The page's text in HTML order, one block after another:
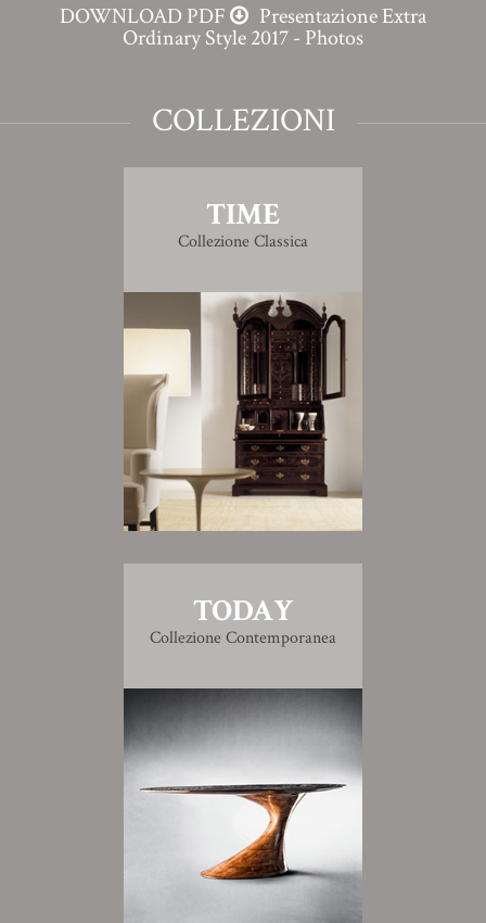
DOWNLOAD PDF
Presentazione Extra
Ordinary Style 2017 - Photos
COLLEZIONI
TIME
Collezione Classica
TODAY
Collezione Contemporanea